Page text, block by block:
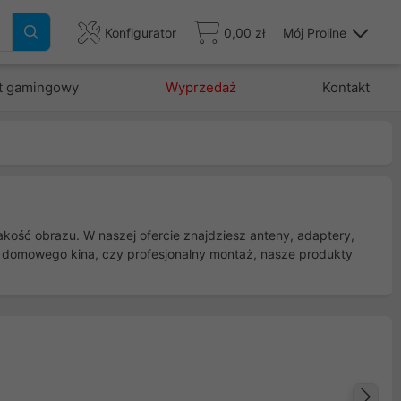
Konfigurator 0,00 zł Mój Proline
gamingowy Wyprzedaż Kontakt
obrazu. W naszej ofercie znajdziesz anteny, adaptery,
kina, czy profesjonalny montaż, nasze produkty